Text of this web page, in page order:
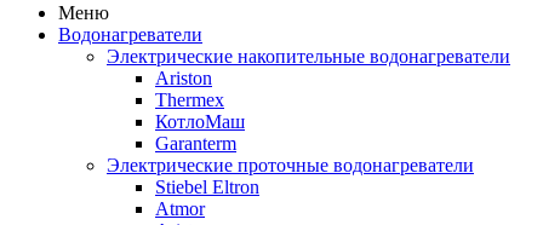
Меню
Водонагреватели
Электрические накопительные водонагреватели
Ariston
Thermex
КотлоМаш
Garanterm
Электрические проточные водонагреватели
Stiebel Eltron
Atmor